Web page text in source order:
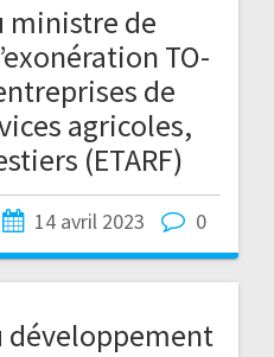
ministre de
TO-
de
agricoles,
(ETARF)
14 avril 2023 0
développement